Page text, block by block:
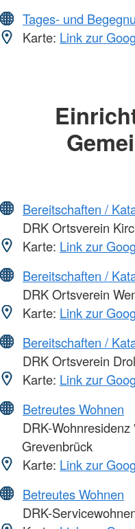
Tages- und
Karte: Link zur
Bereitschaften /
DRK Ortsverein
Karte: Link zur
Bereitschaften /
DRK Ortsverein
Karte: Link zur
Bereitschaften /
DRK Ortsverein
Karte: Link zur
Betreutes Wohnen
DRK-
Grevenbrück
Karte: Link zur
Betreutes Wohnen
DRK-